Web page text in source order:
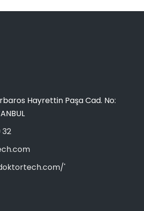
Hayrettin Paşa Cad. No:
32
'